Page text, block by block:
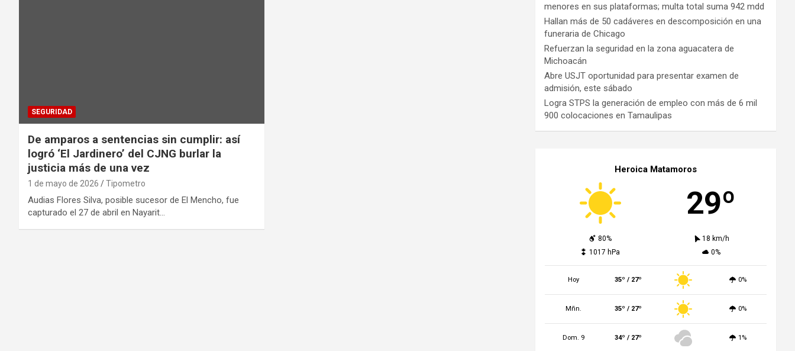
SEGURIDAD
De amparos a sentencias sin cumplir: así
logró ‘El Jardinero’ del CJNG burlar la
justicia más de una vez
1 de mayo de 2026 Tipometro
Audias Flores Silva, posible sucesor de El Mencho, fue
capturado el 27 de abril en Nayarit…
menores en sus plataformas; multa total suma 942 mdd
Hallan más de 50 cadáveres en descomposición en una
funeraria de Chicago
Refuerzan la seguridad en la zona aguacatera de
Michoacán
Abre USJT oportunidad para presentar examen de
admisión, este sábado
Logra STPS la generación de empleo con más de 6 mil
900 colocaciones en Tamaulipas
Heroica Matamoros
29º
80%
18 km/h
1017 hPa
0%
Hoy 35º / 27º 0%
Mñn. 35º / 27º 0%
Dom. 9 34º / 27º 1%